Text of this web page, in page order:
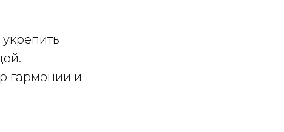
гармонии и